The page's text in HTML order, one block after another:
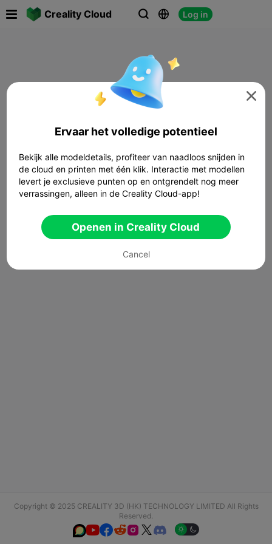
Creality Cloud   Log in
Copyright © 2025 CREALITY 3D (HK) TECHNOLOGY LIMITED All Rights
Reserved.
  

Ervaar het volledige potentieel
Bekijk alle modeldetails, profiteer van naadloos snijden in
de cloud en printen met één klik. Interactie met modellen
levert je exclusieve punten op en ontgrendelt nog meer
verrassingen, alleen in de Creality Cloud-app!
Openen in Creality Cloud
Cancel